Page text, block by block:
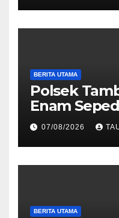
Dibekuk di
BERITA UTAMA
Polsek
Enam
kepada
Pelayanan
07/08/2026
BERITA UTAMA